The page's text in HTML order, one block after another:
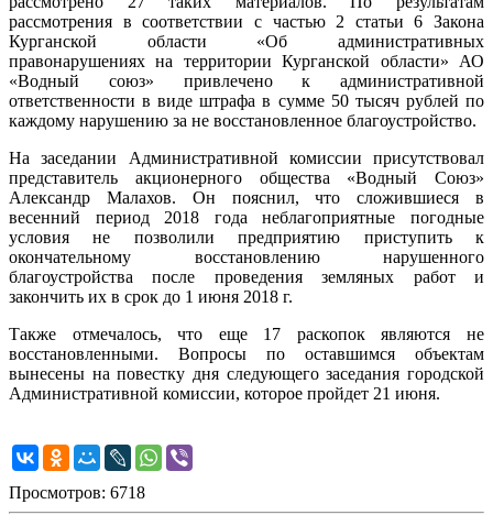
рассмотрения в соответствии с частью 2 статьи 6 Закона
Курганской области «Об административных
правонарушениях на территории Курганской области» АО
«Водный союз» привлечено к административной
ответственности в виде штрафа в сумме 50 тысяч рублей по
каждому нарушению за не восстановленное благоустройство.
На заседании Административной комиссии присутствовал
представитель акционерного общества «Водный Союз»
Александр Малахов. Он пояснил, что сложившиеся в
весенний период 2018 года неблагоприятные погодные
условия не позволили предприятию приступить к
окончательному восстановлению нарушенного
благоустройства после проведения земляных работ и
закончить их в срок до 1 июня 2018 г.
Также отмечалось, что еще 17 раскопок являются не
восстановленными. Вопросы по оставшимся объектам
вынесены на повестку дня следующего заседания городской
Административной комиссии, которое пройдет 21 июня.
Просмотров: 6718